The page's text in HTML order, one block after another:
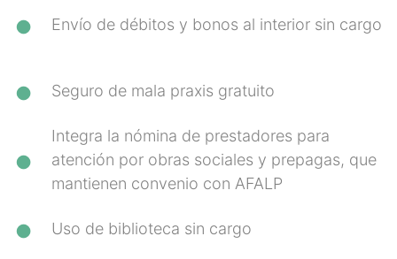
Envío de débitos y bonos al interior sin cargo
Seguro de mala praxis gratuito
Integra la nómina de prestadores para
atención por obras sociales y prepagas, que
mantienen convenio con AFALP
Uso de biblioteca sin cargo